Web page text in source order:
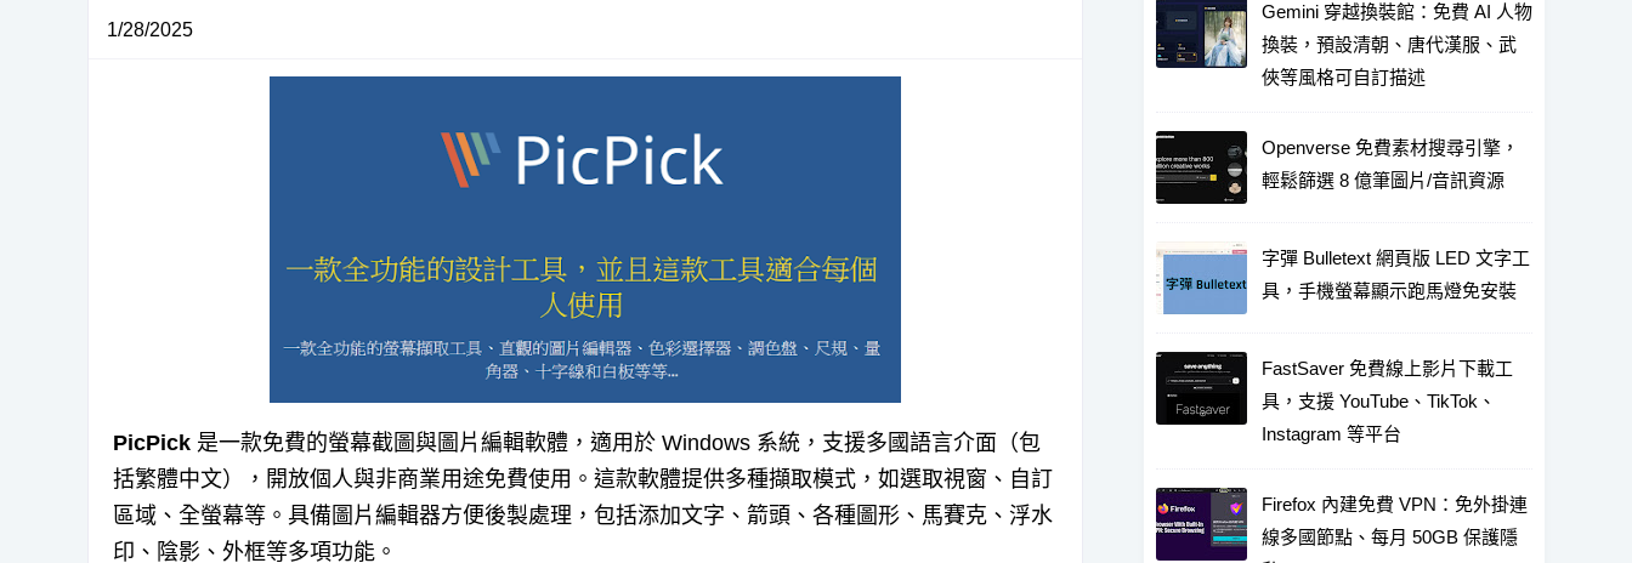
1/28/2025
PicPick 是一款免費的螢幕截圖與圖片編輯軟體，適用於 Windows 系統，支援多國語言介面（包
括繁體中文），開放個人與非商業用途免費使用。這款軟體提供多種擷取模式，如選取視窗、自訂
區域、全螢幕等。具備圖片編輯器方便後製處理，包括添加文字、箭頭、各種圖形、馬賽克、浮水
印、陰影、外框等多項功能。
Gemini 穿越換裝館：免費 AI 人物
換裝，預設清朝、唐代漢服、武
俠等風格可自訂描述
Openverse 免費素材搜尋引擎，
輕鬆篩選 8 億筆圖片/音訊資源
字彈 Bulletext 網頁版 LED 文字工
具，手機螢幕顯示跑馬燈免安裝
FastSaver 免費線上影片下載工
具，支援 YouTube、TikTok、
Instagram 等平台
Firefox 內建免費 VPN：免外掛連
線多國節點、每月 50GB 保護隱